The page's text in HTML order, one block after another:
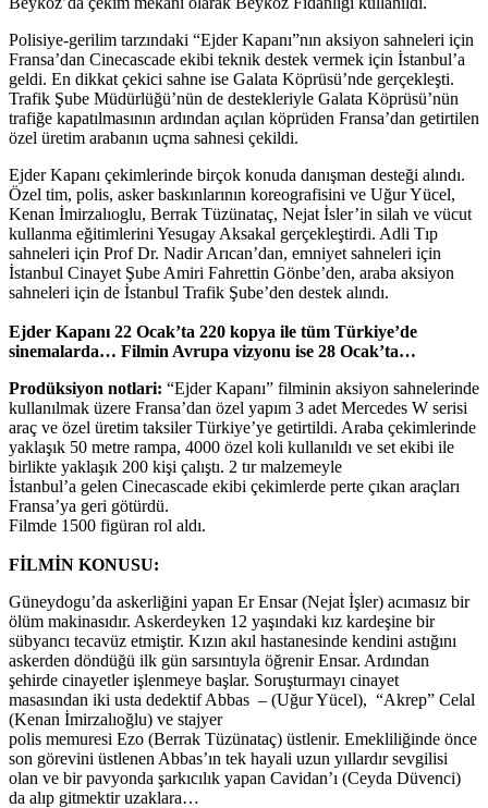
Polisiye-gerilim tarzındaki “Ejder Kapanı”nın aksiyon sahneleri için
Fransa’dan Cinecascade ekibi teknik destek vermek için İstanbul’a
geldi. En dikkat çekici sahne ise Galata Köprüsü’nde gerçekleşti.
Trafik Şube Müdürlüğü’nün de destekleriyle Galata Köprüsü’nün
trafiğe kapatılmasının ardından açılan köprüden Fransa’dan getirtilen
özel üretim arabanın uçma sahnesi çekildi.
Ejder Kapanı çekimlerinde birçok konuda danışman desteği alındı.
Özel tim, polis, asker baskınlarının koreografisini ve Uğur Yücel,
Kenan İmirzalıoglu, Berrak Tüzünataç, Nejat İsler’in silah ve vücut
kullanma eğitimlerini Yesugay Aksakal gerçekleştirdi. Adli Tıp
sahneleri için Prof Dr. Nadir Arıcan’dan, emniyet sahneleri için
İstanbul Cinayet Şube Amiri Fahrettin Gönbe’den, araba aksiyon
sahneleri için de İstanbul Trafik Şube’den destek alındı.
Ejder Kapanı 22 Ocak’ta 220 kopya ile tüm Türkiye’de
sinemalarda… Filmin Avrupa vizyonu ise 28 Ocak’ta…
Prodüksiyon notlari: “Ejder Kapanı” filminin aksiyon sahnelerinde
kullanılmak üzere Fransa’dan özel yapım 3 adet Mercedes W serisi
araç ve özel üretim taksiler Türkiye’ye getirtildi. Araba çekimlerinde
yaklaşık 50 metre rampa, 4000 özel koli kullanıldı ve set ekibi ile
birlikte yaklaşık 200 kişi çalıştı. 2 tır malzemeyle
İstanbul’a gelen Cinecascade ekibi çekimlerde perte çıkan araçları
Fransa’ya geri götürdü.
Filmde 1500 figüran rol aldı.
FİLMİN KONUSU:
Güneydogu’da askerliğini yapan Er Ensar (Nejat İşler) acımasız bir
ölüm makinasıdır. Askerdeyken 12 yaşındaki kız kardeşine bir
sübyancı tecavüz etmiştir. Kızın akıl hastanesinde kendini astığını
askerden döndüğü ilk gün sarsıntıyla öğrenir Ensar. Ardından
şehirde cinayetler işlenmeye başlar. Soruşturmayı cinayet
masasından iki usta dedektif Abbas – (Uğur Yücel), “Akrep” Celal
(Kenan İmirzalıoğlu) ve stajyer
polis memuresi Ezo (Berrak Tüzünataç) üstlenir. Emekliliğinde önce
son görevini üstlenen Abbas’ın tek hayali uzun yıllardır sevgilisi
olan ve bir pavyonda şarkıcılık yapan Cavidan’ı (Ceyda Düvenci)
da alıp gitmektir uzaklara…